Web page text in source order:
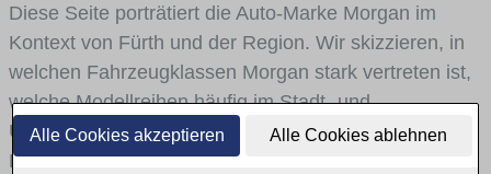
Alle Cookies akzeptieren Alle Cookies ablehnen
Diese Seite porträtiert die Auto-Marke Morgan im
Kontext von Fürth und der Region. Wir skizzieren, in
welchen Fahrzeugklassen Morgan stark vertreten ist,
welche Modellreihen häufig im Stadt- und
Umlandverkehr zu sehen sind und für welche
Fahrertypen die Marke interessant ist. Viele